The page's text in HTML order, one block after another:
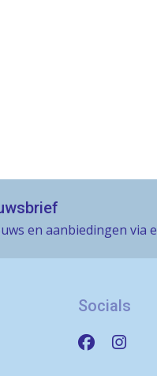
en aanbiedingen via
Socials